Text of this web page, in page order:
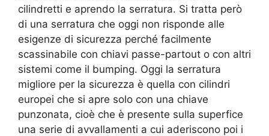
cilindretti e aprendo la serratura. Si tratta però
di una serratura che oggi non risponde alle
esigenze di sicurezza perché facilmente
scassinabile con chiavi passe-partout o con altri
sistemi come il bumping. Oggi la serratura
migliore per la sicurezza è quella con cilindri
europei che si apre solo con una chiave
punzonata, cioè che è presente sulla superfice
una serie di avvallamenti a cui aderiscono poi i